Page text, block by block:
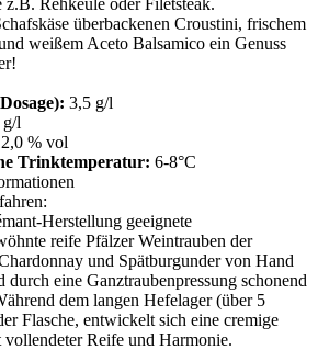
überbackenen Croustini, frischem
weißem Aceto Balsamico ein Genuss
3,5 g/l
g/l
% vol
Trinktemperatur: 6-8°C
Herstellung geeignete
reife Pfälzer Weintrauben der
und Spätburgunder von Hand
durch eine Ganztraubenpressung schonend
dem langen Hefelager (über 5
Flasche, entwickelt sich eine cremige
vollendeter Reife und Harmonie.